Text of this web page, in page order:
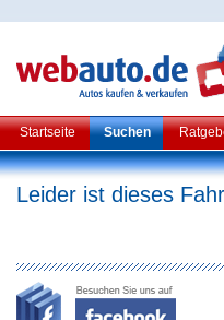
Startseite Suchen
Leider ist dieses